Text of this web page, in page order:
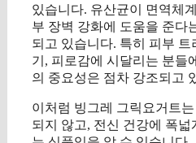
있습니다. 유산균이 면역체
부 장벽 강화에 도움을 준다
되고 있습니다. 특히 피부
기, 피로감에 시달리는 분들
의 중요성은 점차 강조되고
이처럼 빙그레 그릭요거트
되지 않고, 전신 건강에 폭넓